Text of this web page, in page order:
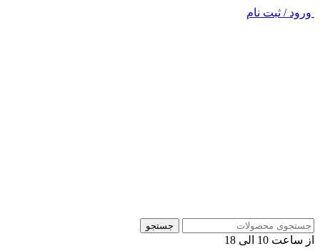
ورود / ثبت نام
جستجو
از ساعت 10 الی 18